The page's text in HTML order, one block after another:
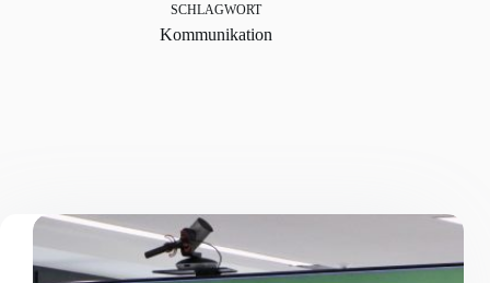
SCHLAGWORT
Kommunikation